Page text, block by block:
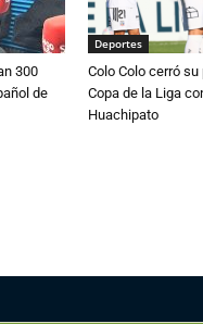
300
de
Deportes
Colo Colo cerró
Copa de la Liga
Huachipato